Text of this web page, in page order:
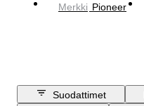
Merkki Pioneer
Suodattimet